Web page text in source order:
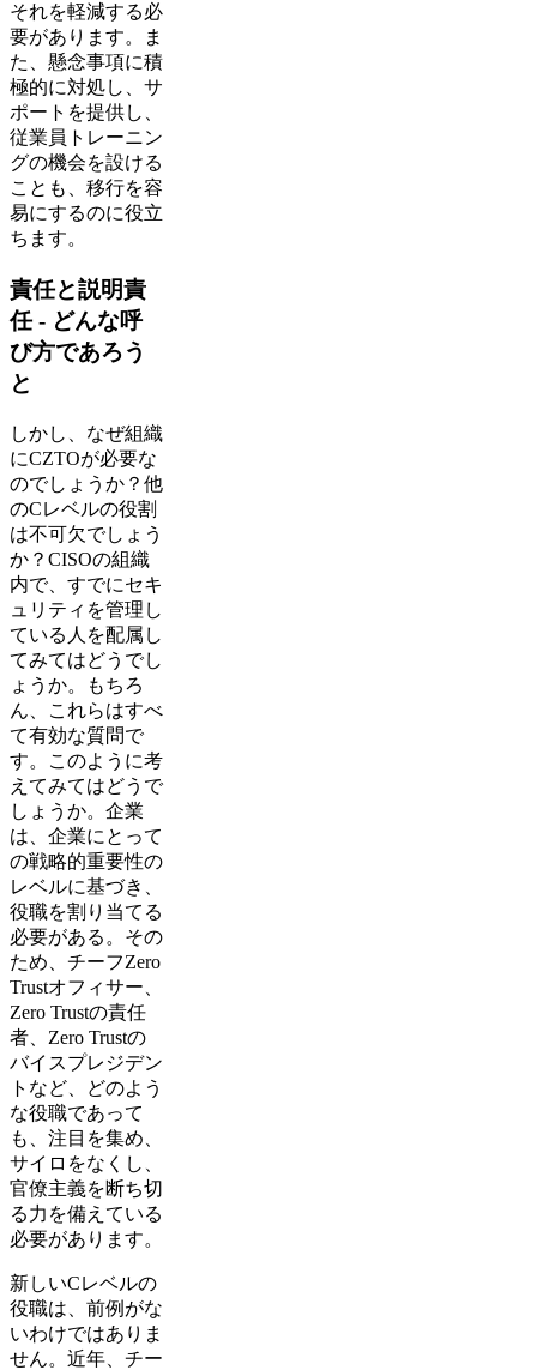
それを軽減する必
要があります。ま
た、懸念事項に積
極的に対処し、サ
ポートを提供し、
従業員トレーニン
グの機会を設ける
ことも、移行を容
易にするのに役立
ちます。
責任と説明責
任 - どんな呼
び方であろう
と
しかし、なぜ組織
にCZTOが必要な
のでしょうか？他
のCレベルの役割
は不可欠でしょう
か？CISOの組織
内で、すでにセキ
ュリティを管理し
ている人を配属し
てみてはどうでし
ょうか。もちろ
ん、これらはすべ
て有効な質問で
す。このように考
えてみてはどうで
しょうか。企業
は、企業にとって
の戦略的重要性の
レベルに基づき、
役職を割り当てる
必要がある。その
ため、チーフZero
Trustオフィサー、
Zero Trustの責任
者、Zero Trustの
バイスプレジデン
トなど、どのよう
な役職であって
も、注目を集め、
サイロをなくし、
官僚主義を断ち切
る力を備えている
必要があります。
新しいCレベルの
役職は、前例がな
いわけではありま
せん。近年、チー